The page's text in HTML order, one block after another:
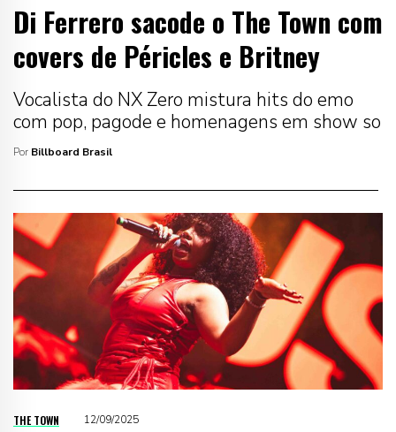
Di Ferrero sacode o The Town com
covers de Péricles e Britney
Vocalista do NX Zero mistura hits do emo
com pop, pagode e homenagens em show so
Por Billboard Brasil
THE TOWN 12/09/2025